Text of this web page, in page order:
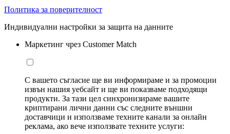
Политика за поверителност
Индивидуални настройки за защита на данните
Маркетинг чрез Customer Match
С вашето съгласие ще ви информираме и за промоции
извън нашия уебсайт и ще ви показваме подходящи
продукти. За тази цел синхронизираме вашите
криптирани лични данни със следните външни
доставчици и използваме техните канали за онлайн
реклама, ако вече използвате техните услуги: